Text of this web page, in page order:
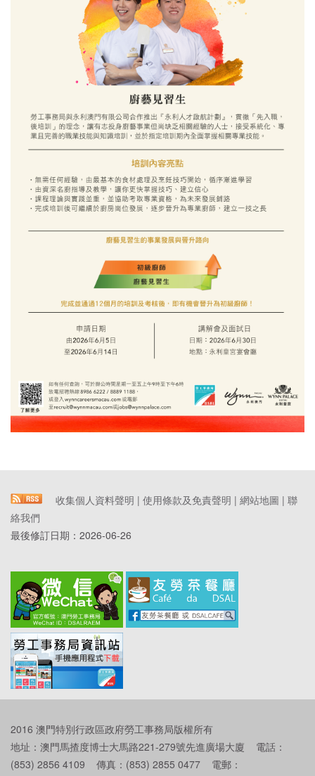
收集個人資料聲明 | 使用條款及免責聲明 | 網站地圖 | 聯
絡我們
最後修訂日期： 2026-06-26
2016 澳門特別行政區政府勞工事務局版權所有
地址：澳門馬揸度博士大馬路221-279號先進廣場大廈 電話：
(853) 2856 4109 傳真：(853) 2855 0477 電郵：